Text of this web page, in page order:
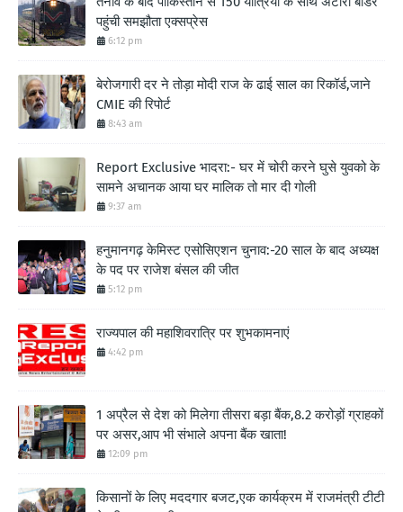
पहुंची समझौता एक्सप्रेस
6:12 pm
बेरोजगारी दर ने तोड़ा मोदी राज के ढाई साल का रिकॉर्ड,जाने
CMIE की रिपोर्ट
8:43 am
Report Exclusive भादरा:- घर में चोरी करने घुसे युवको के
सामने अचानक आया घर मालिक तो मार दी गोली
9:37 am
हनुमानगढ़ केमिस्ट एसोसिएशन चुनाव:-20 साल के बाद अध्यक्ष
के पद पर राजेश बंसल की जीत
5:12 pm
राज्यपाल की महाशिवरात्रि पर शुभकामनाएं
4:42 pm
1 अप्रैल से देश को मिलेगा तीसरा बड़ा बैंक,8.2 करोड़ों ग्राहकों
पर असर,आप भी संभाले अपना बैंक खाता!
12:09 pm
किसानों के लिए मददगार बजट,एक कार्यक्रम में राजमंत्री टीटी